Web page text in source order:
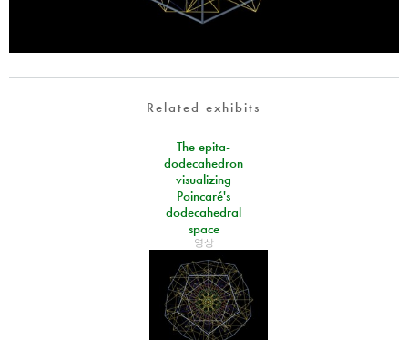
Related exhibits
The epita-
dodecahedron
visualizing
Poincaré's
dodecahedral
space
영상